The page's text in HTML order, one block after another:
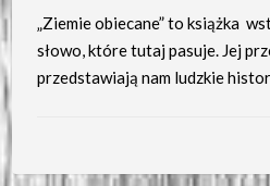
„Ziemie obiecane” to książka
słowo, które tutaj pasuje. Jej
przedstawiają nam ludzkie